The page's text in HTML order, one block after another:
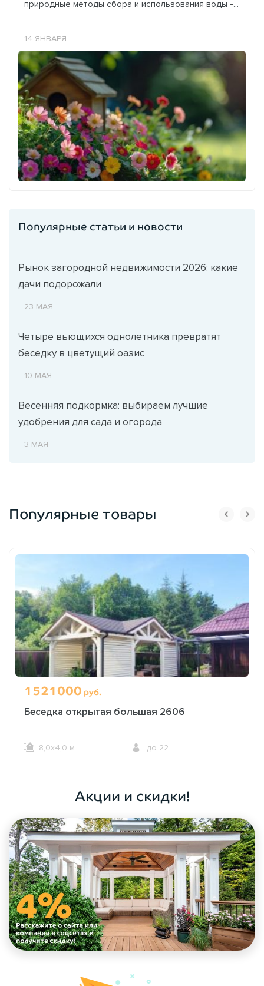
природные методы сбора и использования воды -...
14 ЯНВАРЯ
Популярные статьи и новости
Рынок загородной недвижимости 2026: какие
дачи подорожали
23 МАЯ
Четыре вьющихся однолетника превратят
беседку в цветущий оазис
10 МАЯ
Весенняя подкормка: выбираем лучшие
удобрения для сада и огорода
3 МАЯ
Популярные товары
1521000 руб.
Беседка открытая большая 2606
8,0х4,0 м. до 22
Акции и скидки!